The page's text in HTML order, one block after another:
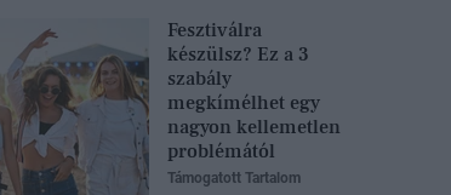
Fesztiválra
készülsz? Ez a 3
szabály
megkímélhet egy
nagyon kellemetlen
problémától
Támogatott Tartalom